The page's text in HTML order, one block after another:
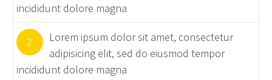
incididunt dolore magna
2
Lorem ipsum dolor sit amet, consectetur
adipisicing elit, sed do eiusmod tempor
incididunt dolore magna